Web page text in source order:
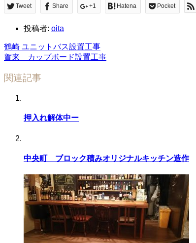
Tweet Share +1 Hatena Pocket
投稿者: oita
鶴崎 ユニットバス設置工事
賀来 カップボード設置工事
関連記事
押入れ解体中ー
中央町 ブロック積みオリジナルキッチン造作